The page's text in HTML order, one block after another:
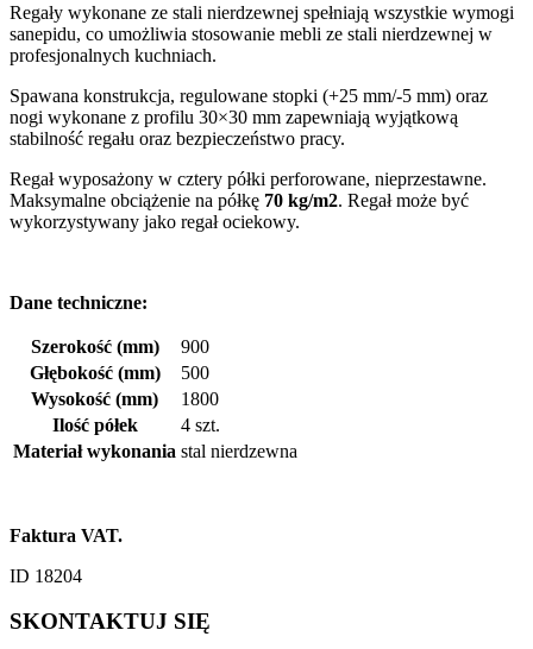
Regały wykonane ze stali nierdzewnej spełniają wszystkie wymogi
sanepidu, co umożliwia stosowanie mebli ze stali nierdzewnej w
profesjonalnych kuchniach.
Spawana konstrukcja, regulowane stopki (+25 mm/-5 mm) oraz
nogi wykonane z profilu 30×30 mm zapewniają wyjątkową
stabilność regału oraz bezpieczeństwo pracy.
Regał wyposażony w cztery półki perforowane, nieprzestawne.
Maksymalne obciążenie na półkę 70 kg/m2. Regał może być
wykorzystywany jako regał ociekowy.
Dane techniczne:
Szerokość (mm)
900
Głębokość (mm)
500
Wysokość (mm)
1800
Ilość półek
4 szt.
Materiał wykonania stal nierdzewna
Faktura VAT.
ID 18204
SKONTAKTUJ SIĘ